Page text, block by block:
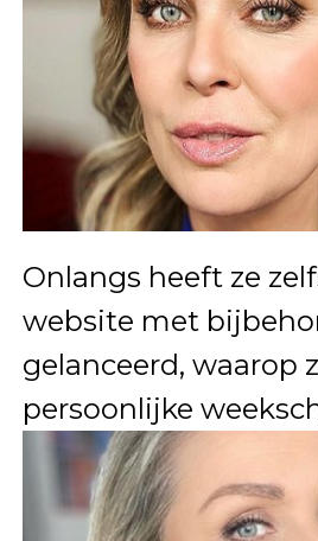
Onlangs heeft ze
website met
gelanceerd, waarop
persoonlijke